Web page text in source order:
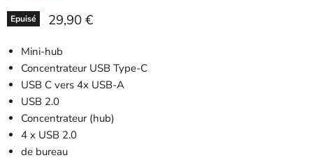
Epuisé Prix actuel
29,90 €
Mini-hub
Concentrateur USB Type-C
USB C vers 4x USB-A
USB 2.0
Concentrateur (hub)
4 x USB 2.0
de bureau